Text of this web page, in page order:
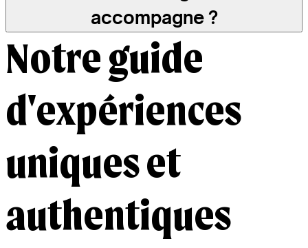
accompagne ?
Notre guide
d'expériences
uniques et
authentiques